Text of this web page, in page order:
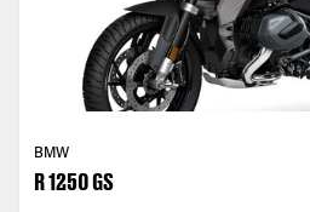
BMW
R 1250 GS